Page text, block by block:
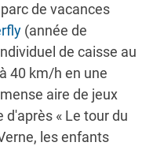
de vacances
(année de
de caisse au
40 km/h en une
aire de jeux
« Le tour du
les enfants